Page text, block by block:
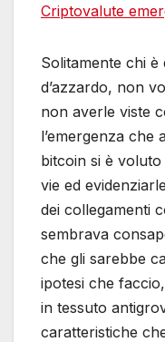
Criptovalute
Solitamente chi è
d’azzardo, non
non averle viste
l’emergenza
bitcoin si è
vie ed
dei collegamenti
sembrava
che gli sarebbe
ipotesi che
in tessuto
caratteristiche